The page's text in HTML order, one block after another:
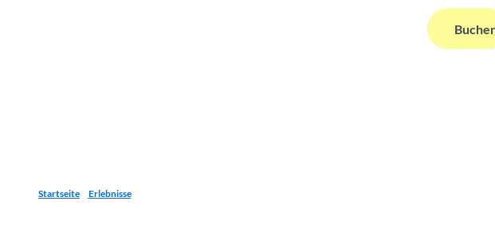
Informationen
Suche
Startseite Erlebnisse